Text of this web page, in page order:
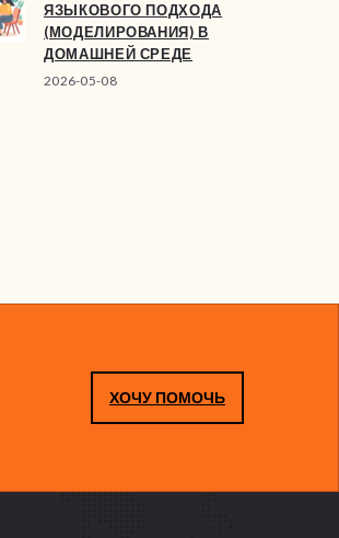
ЯЗЫКОВОГО ПОДХОДА
(МОДЕЛИРОВАНИЯ) В
ДОМАШНЕЙ СРЕДЕ
2026-05-08
ХОЧУ ПОМОЧЬ